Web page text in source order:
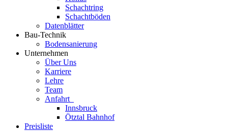
Schachtring
Schachtböden
Datenblätter
Bau-Technik
Bodensanierung
Unternehmen
Über Uns
Karriere
Lehre
Team
Anfahrt
Innsbruck
Ötztal Bahnhof
Preisliste